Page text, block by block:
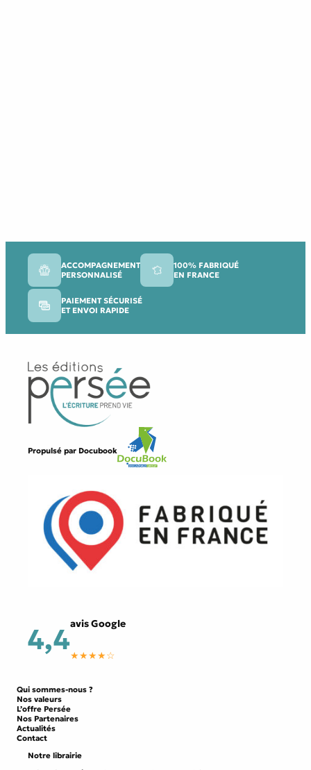
ACCOMPAGNEMENT
PERSONNALISÉ
100% FABRIQUÉ
EN FRANCE
PAIEMENT SÉCURISÉ
ET ENVOI RAPIDE
Propulsé par Docubook
4,4avis Google
★★★★☆
Qui sommes-nous ?
Nos valeurs
L’offre Persée
Nos Partenaires
Actualités
Contact
Notre librairie